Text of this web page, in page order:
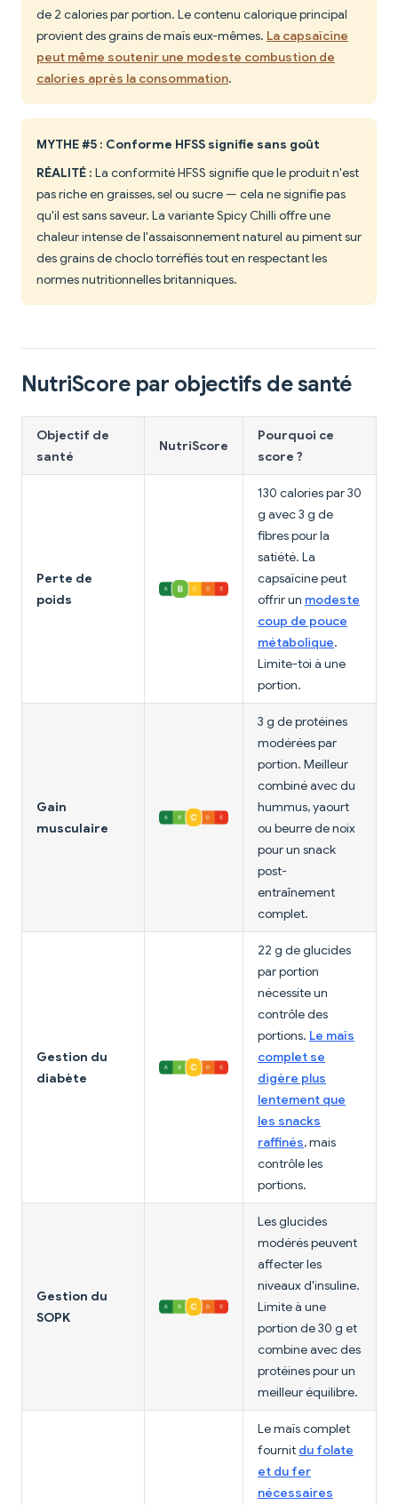
de 2 calories par portion. Le contenu calorique principal
provient des grains de maïs eux-mêmes. La capsaïcine
peut même soutenir une modeste combustion de
calories après la consommation.
MYTHE #5 : Conforme HFSS signifie sans goût
RÉALITÉ : La conformité HFSS signifie que le produit n'est
pas riche en graisses, sel ou sucre — cela ne signifie pas
qu'il est sans saveur. La variante Spicy Chilli offre une
chaleur intense de l'assaisonnement naturel au piment sur
des grains de choclo torréfiés tout en respectant les
normes nutritionnelles britanniques.
NutriScore par objectifs de santé
Objectif de
santé
NutriScore
Pourquoi ce
score ?
Perte de
poids
130 calories par 30
g avec 3 g de
fibres pour la
satiété. La
capsaïcine peut
offrir un modeste
coup de pouce
métabolique.
Limite-toi à une
portion.
Gain
musculaire
3 g de protéines
modérées par
portion. Meilleur
combiné avec du
hummus, yaourt
ou beurre de noix
pour un snack
post-
entraînement
complet.
Gestion du
diabète
22 g de glucides
par portion
nécessite un
contrôle des
portions. Le maïs
complet se
digère plus
lentement que
les snacks
raffinés, mais
contrôle les
portions.
Gestion du
SOPK
Les glucides
modérés peuvent
affecter les
niveaux d'insuline.
Limite à une
portion de 30 g et
combine avec des
protéines pour un
meilleur équilibre.
Le maïs complet
fournit du folate
et du fer
nécessaires